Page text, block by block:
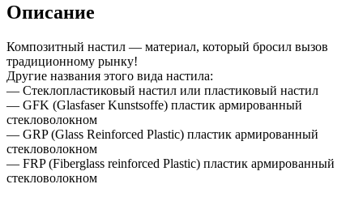
Описание
Композитный настил — материал, который бросил вызов
традиционному рынку!
Другие названия этого вида настила:
— Стеклопластиковый настил или пластиковый настил
— GFK (Glasfaser Kunstsoffe) пластик армированный
стекловолокном
— GRP (Glass Reinforced Plastic) пластик армированный
стекловолокном
— FRP (Fiberglass reinforced Plastic) пластик армированный
стекловолокном